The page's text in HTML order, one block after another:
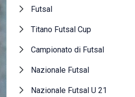
Futsal
Titano Futsal Cup
Campionato di Futsal
Nazionale Futsal
Nazionale Futsal U 21